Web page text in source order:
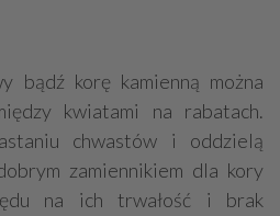
bądź korę kamienną można
kwiatami na rabatach.
chwastów i oddzielą
zamiennikiem dla kory
na ich trwałość i brak